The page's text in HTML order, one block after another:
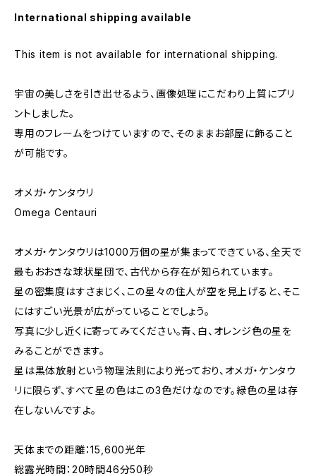
International shipping available
This item is not available for international shipping.
宇宙の美しさを引き出せるよう、画像処理にこだわり上質にプリ
ントしました。
専用のフレームをつけていますので、そのままお部屋に飾ること
が可能です。
オメガ・ケンタウリ
Omega Centauri
オメガ・ケンタウリは1000万個の星が集まってできている、全天で
最もおおきな球状星団で、古代から存在が知られています。
星の密集度はすさまじく、この星々の住人が空を見上げると、そこ
にはすごい光景が広がっていることでしょう。
写真に少し近くに寄ってみてください。青、白、オレンジ色の星を
みることができます。
星は黒体放射という物理法則により光っており、オメガ・ケンタウ
リに限らず、すべて星の色はこの3色だけなのです。緑色の星は存
在しないんですよ。
天体までの距離：15,600光年
総露光時間：20時間46分50秒